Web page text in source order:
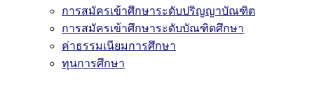
การสมัครเข้าศึกษาระดับปริญญาบัณฑิต
การสมัครเข้าศึกษาระดับบัณฑิตศึกษา
ค่าธรรมเนียมการศึกษา
ทุนการศึกษา